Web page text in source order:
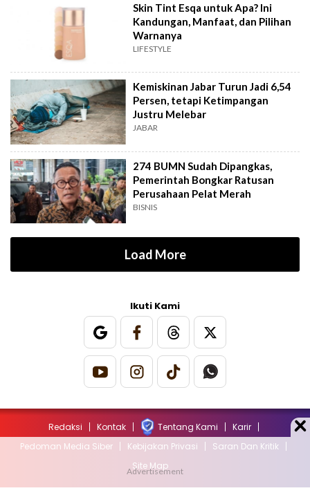
Skin Tint Esqa untuk Apa? Ini
Kandungan, Manfaat, dan Pilihan
Warnanya
LIFESTYLE
Kemiskinan Jabar Turun Jadi 6,54
Persen, tetapi Ketimpangan
Justru Melebar
JABAR
274 BUMN Sudah Dipangkas,
Pemerintah Bongkar Ratusan
Perusahaan Pelat Merah
BISNIS
Load More
Ikuti Kami
Redaksi Kontak Tentang Kami
Karir
Pedoman Media Siber
Kebijakan Privasi
Saran Dan Kritik
Site Map